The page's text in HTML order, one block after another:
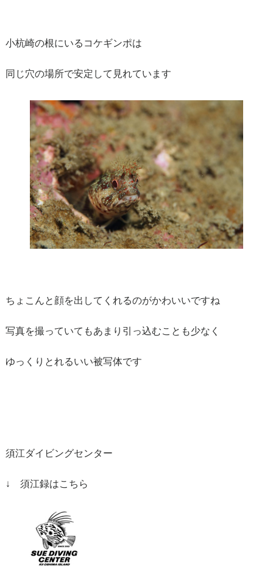
小杭崎の根にいるコケギンポは
同じ穴の場所で安定して見れています
ちょこんと顔を出してくれるのがかわいいですね
写真を撮っていてもあまり引っ込むことも少なく
ゆっくりとれるいい被写体です
須江ダイビングセンター
↓ 須江録はこちら